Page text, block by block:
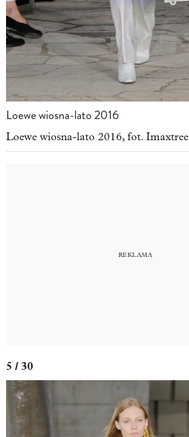
Loewe wiosna-lato 2016
Loewe wiosna-lato 2016, fot. Imaxtree
5 / 30